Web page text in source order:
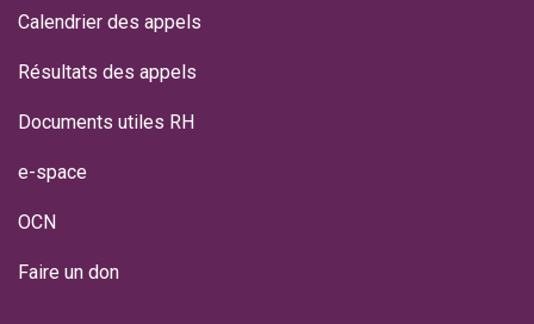
Calendrier des appels
Résultats des appels
Documents utiles RH
e-space
OCN
Faire un don